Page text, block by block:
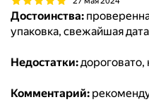
Достоинства:
упаковка, свежайшая
Недостатки:дороговато,
Комментарий: